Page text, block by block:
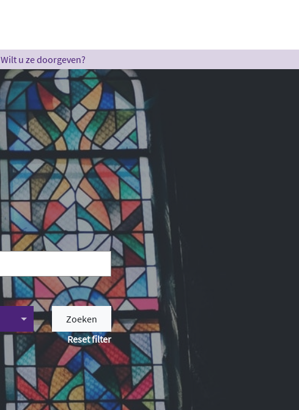
Wilt u ze doorgeven?
Zoeken
Reset filter